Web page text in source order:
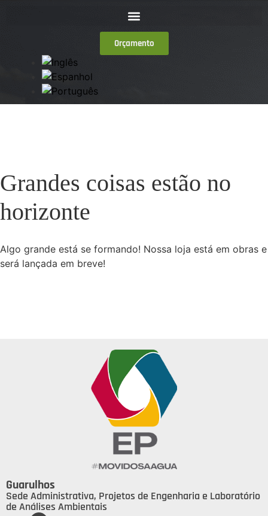
Orçamento
Grandes coisas estão no
horizonte
Algo grande está se formando! Nossa loja está em obras e
será lançada em breve!
Guarulhos
Sede Administrativa, Projetos de Engenharia e Laboratório
de Análises Ambientais